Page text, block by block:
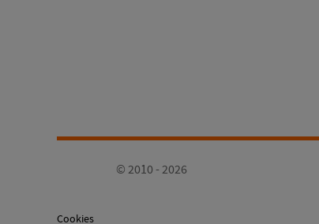
© 2010 - 2026
Cookies